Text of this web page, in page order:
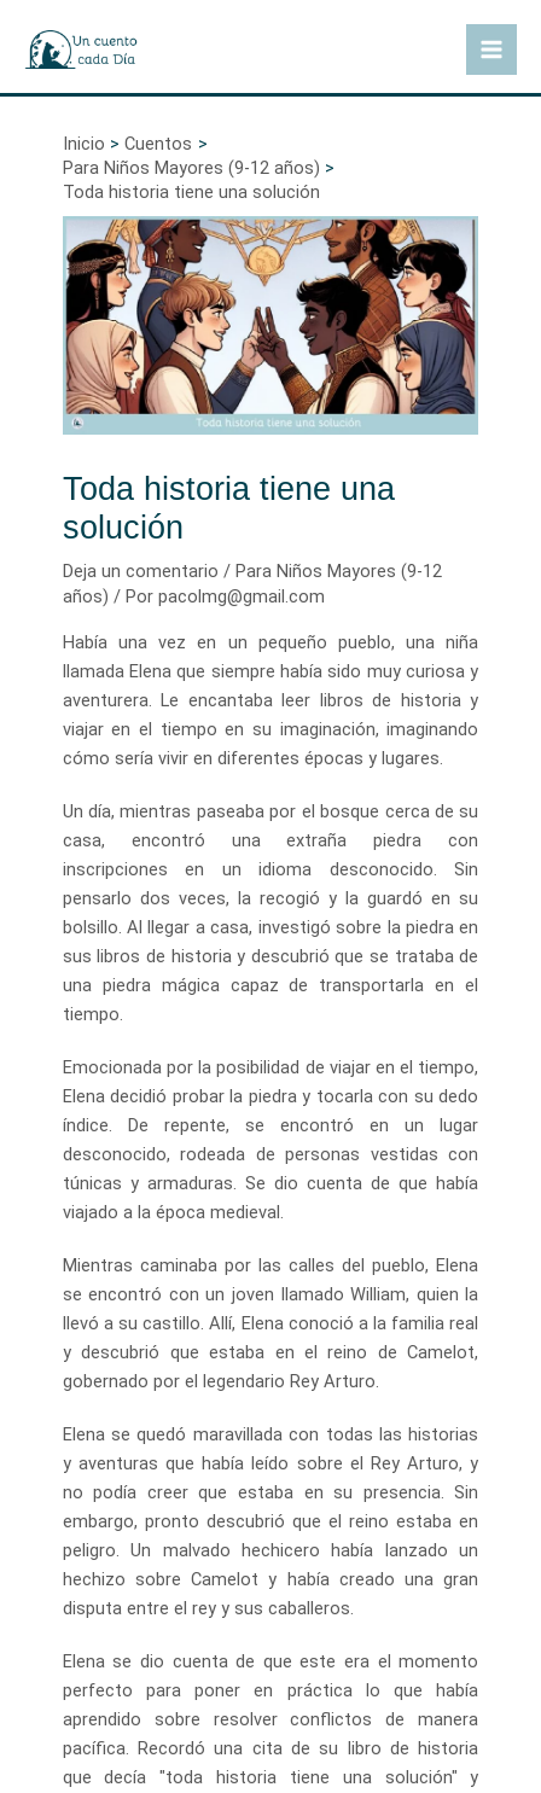
contenido
Inicio
Cuentos
Para Niños Mayores (9-12 años)
Toda historia tiene una solución
Toda historia tiene una
solución
Deja un comentario / Para Niños Mayores (9-12
años) / Por pacolmg@gmail.com
Había una vez en un pequeño pueblo, una niña
llamada Elena que siempre había sido muy curiosa y
aventurera. Le encantaba leer libros de historia y
viajar en el tiempo en su imaginación, imaginando
cómo sería vivir en diferentes épocas y lugares.
Un día, mientras paseaba por el bosque cerca de su
casa, encontró una extraña piedra con
inscripciones en un idioma desconocido. Sin
pensarlo dos veces, la recogió y la guardó en su
bolsillo. Al llegar a casa, investigó sobre la piedra en
sus libros de historia y descubrió que se trataba de
una piedra mágica capaz de transportarla en el
tiempo.
Emocionada por la posibilidad de viajar en el tiempo,
Elena decidió probar la piedra y tocarla con su dedo
índice. De repente, se encontró en un lugar
desconocido, rodeada de personas vestidas con
túnicas y armaduras. Se dio cuenta de que había
viajado a la época medieval.
Mientras caminaba por las calles del pueblo, Elena
se encontró con un joven llamado William, quien la
llevó a su castillo. Allí, Elena conoció a la familia real
y descubrió que estaba en el reino de Camelot,
gobernado por el legendario Rey Arturo.
Elena se quedó maravillada con todas las historias
y aventuras que había leído sobre el Rey Arturo, y
no podía creer que estaba en su presencia. Sin
embargo, pronto descubrió que el reino estaba en
peligro. Un malvado hechicero había lanzado un
hechizo sobre Camelot y había creado una gran
disputa entre el rey y sus caballeros.
Elena se dio cuenta de que este era el momento
perfecto para poner en práctica lo que había
aprendido sobre resolver conflictos de manera
pacífica. Recordó una cita de su libro de historia
que decía "toda historia tiene una solución" y